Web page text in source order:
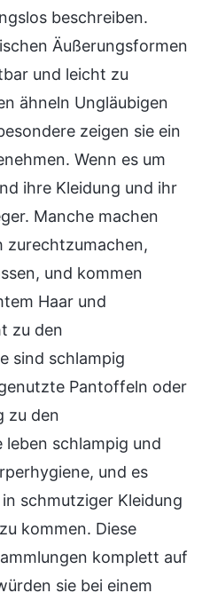
beschreiben.
Äußerungsformen
und leicht zu
ähneln Ungläubigen
zeigen sie ein
Wenn es um
ihre Kleidung und ihr
Manche machen
zurechtzumachen,
und kommen
Haar und
zu den
sind schlampig
Pantoffeln oder
zu den
leben schlampig und
und es
schmutziger Kleidung
kommen. Diese
komplett auf
sie bei einem